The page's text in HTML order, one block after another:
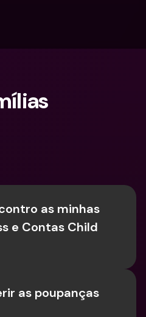
as minhas
e Contas Child
as poupanças